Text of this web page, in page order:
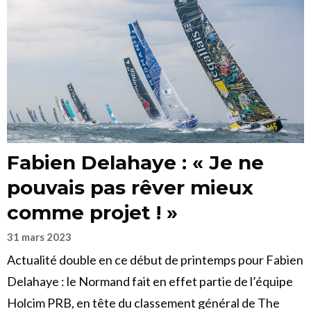
Fabien Delahaye : « Je ne
pouvais pas rêver mieux
comme projet ! »
31 mars 2023
Actualité double en ce début de printemps pour Fabien
Delahaye : le Normand fait en effet partie de l’équipe
Holcim PRB, en tête du classement général de The